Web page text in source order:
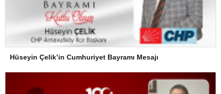
Hüseyin Çelik’in Cumhuriyet Bayramı Mesajı